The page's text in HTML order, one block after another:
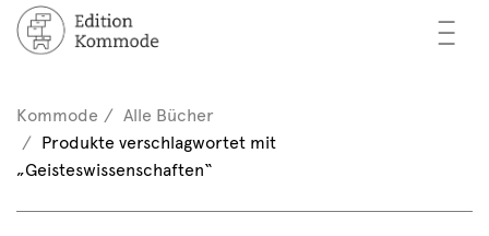
—
—
—
/ Registrieren
(0)
Kommode
Alle Bücher
Produkte verschlagwortet mit
„Geisteswissenschaften“